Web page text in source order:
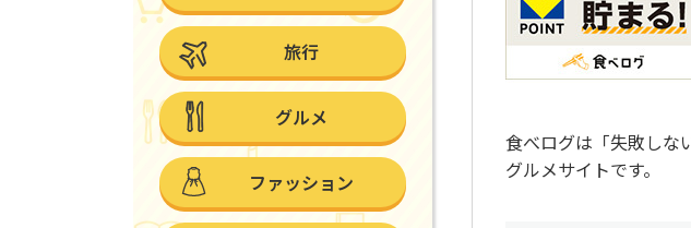
旅行
グルメ
ファッション
食べログは「失敗しな
グルメサイトです。